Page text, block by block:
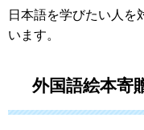
日本語を学びたい人を
います。
外国語絵本寄